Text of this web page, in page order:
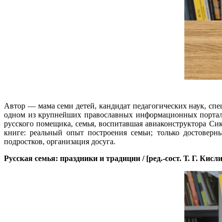
Автор — мама семи детей, кандидат педагогических наук,
одном из крупнейших православных информационных
русского помещика, семья, воспитавшая авиаконструктора
книге: реальный опыт построения семьи; только
подростков, организация досуга.
Русская семья: праздники и традиции / [ред.-сост. Т. Г.